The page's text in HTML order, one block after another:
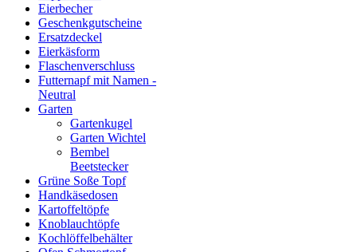
Eierbecher
Geschenkgutscheine
Ersatzdeckel
Eierkäsform
Flaschenverschluss
Futternapf mit Namen -
Neutral
Garten
Gartenkugel
Garten Wichtel
Bembel
Beetstecker
Grüne Soße Topf
Handkäsedosen
Kartoffeltöpfe
Knoblauchtöpfe
Kochlöffelbehälter